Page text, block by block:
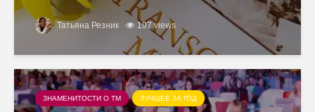
Татьяна Резник 197 views
ЗНАМЕНИТОСТИ О ТМ ЛУЧШЕЕ ЗА ГОД